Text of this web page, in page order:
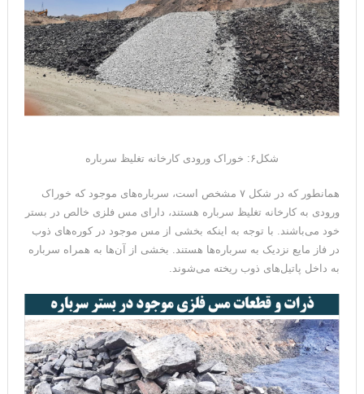
شکل۶: خوراک ورودی کارخانه تغلیظ سرباره
همانطور که در شکل ۷ مشخص است، سرباره‌های موجود که خوراک
ورودی به کارخانه تغلیظ سرباره هستند، دارای مس فلزی خالص در بستر
خود می‌باشند. با توجه به اینکه بخشی از مس موجود در کوره‌های ذوب
در فاز مایع نزدیک به سرباره‌ها هستند. بخشی از آن‌ها به همراه سرباره
به داخل پاتیل‌های ذوب ریخته می‌شوند.